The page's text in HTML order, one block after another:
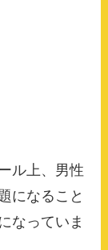
ル上、男性
になること
なっていま